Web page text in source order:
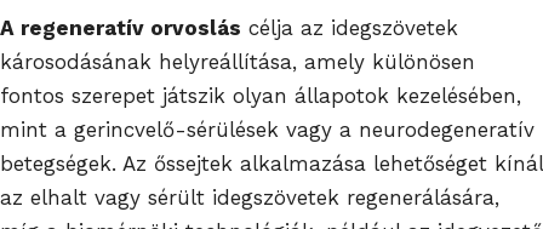
A regeneratív orvoslás célja az idegszövetek
károsodásának helyreállítása, amely különösen
fontos szerepet játszik olyan állapotok kezelésében,
mint a gerincvelő-sérülések vagy a neurodegeneratív
betegségek. Az őssejtek alkalmazása lehetőséget kínál
az elhalt vagy sérült idegszövetek regenerálására,